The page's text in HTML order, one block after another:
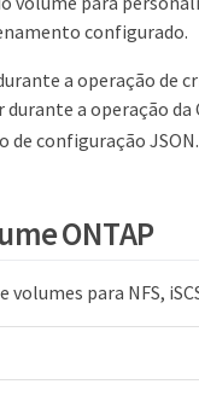
configurado.
a operação de
durante a operação
de configuração JSON.
ONTAP
volumes para NFS,